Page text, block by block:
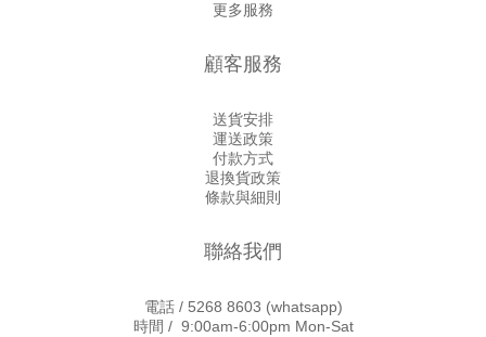
更多服務
顧客服務
送貨安排
運送政策
付款方式
退換貨政策
條款與細則
聯絡我們
電話 / 5268 8603 (whatsapp)
時間 / 9:00am-6:00pm Mon-Sat